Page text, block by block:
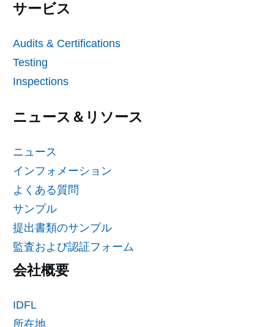
サービス
Audits & Certifications
Testing
Inspections
ニュース＆リソース
ニュース
インフォメーション
よくある質問
サンプル
提出書類のサンプル
監査および認証フォーム
会社概要
IDFL
所在地